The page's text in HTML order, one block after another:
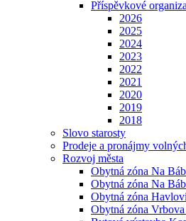
Příspěvkové
2026
2025
2024
2023
2022
2021
2020
2019
2018
Slovo starosty
Prodeje a pronájmy
Rozvoj města
Obytná zóna Na
Obytná zóna Na
Obytná zóna
Obytná zóna